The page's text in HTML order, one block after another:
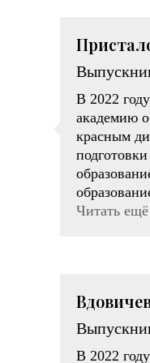
проектами
Заслуги,
Контакты
В 2022
академию
красным
Сразу
среды» и
СО
году
Читать ещё
В 2022